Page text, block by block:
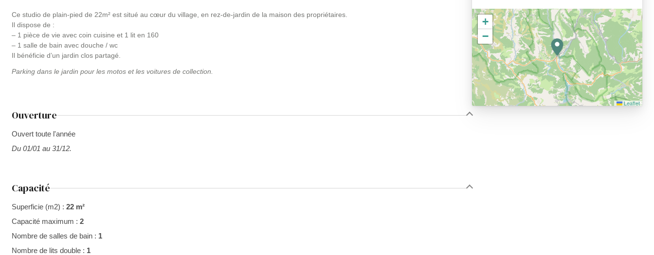
Ce studio de plain-pied de 22m² est situé au cœur du village, en rez-de-jardin de la maison des propriétaires.
Il dispose de :
– 1 pièce de vie avec coin cuisine et 1 lit en 160
– 1 salle de bain avec douche / wc
Il bénéficie d’un jardin clos partagé.
Parking dans le jardin pour les motos et les voitures de collection.
Ouverture
Ouvert toute l'année
Du 01/01 au 31/12.
Capacité
Superficie (m2) : 22 m²
Capacité maximum : 2
Nombre de salles de bain : 1
Nombre de lits double : 1
+
−
Leaflet